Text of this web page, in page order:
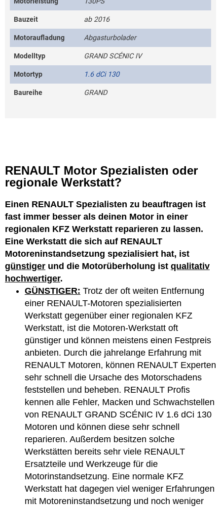
Bauzeit ab 2016
Motoraufladung Abgasturbolader
Modelltyp GRAND SCÉNIC IV
Motortyp 1.6 dCi 130
Baureihe GRAND
RENAULT Motor Spezialisten oder
regionale Werkstatt?
Einen RENAULT Spezialisten zu beauftragen ist
fast immer besser als deinen Motor in einer
regionalen KFZ Werkstatt reparieren zu lassen.
Eine Werkstatt die sich auf RENAULT
Motoreninstandsetzung spezialisiert hat, ist
günstiger und die Motorüberholung ist qualitativ
hochwertiger.
GÜNSTIGER: Trotz der oft weiten Entfernung
einer RENAULT-Motoren spezialisierten
Werkstatt gegenüber einer regionalen KFZ
Werkstatt, ist die Motoren-Werkstatt oft
günstiger und können meistens einen Festpreis
anbieten. Durch die jahrelange Erfahrung mit
RENAULT Motoren, können RENAULT Experten
sehr schnell die Ursache des Motorschadens
feststellen und beheben. RENAULT Profis
kennen alle Fehler, Macken und Schwachstellen
von RENAULT GRAND SCÉNIC IV 1.6 dCi 130
Motoren und können diese sehr schnell
reparieren. Außerdem besitzen solche
Werkstätten bereits sehr viele RENAULT
Ersatzteile und Werkzeuge für die
Motorinstandsetzung. Eine normale KFZ
Werkstatt hat dagegen viel weniger Erfahrungen
mit Motoreninstandsetzung und noch weniger